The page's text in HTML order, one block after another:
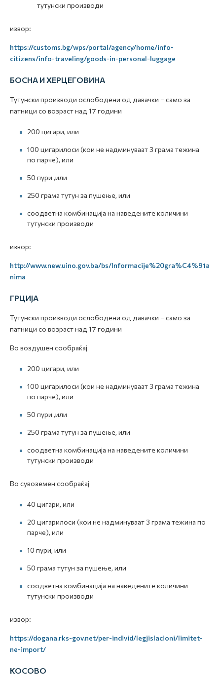
тутунски производи
извор:
https://customs.bg/wps/portal/agency/home/info-
citizens/info-traveling/goods-in-personal-luggage
БОСНА И ХЕРЦЕГОВИНА
Тутунски производи ослободени од давачки – само за
патници со возраст над 17 години
200 цигари, или
100 цигарилоси (кои не надминуваат 3 грама тежина
по парче), или
50 пури ,или
250 грама тутун за пушење, или
соодветна комбинација на наведените количини
тутунски производи
извор:
http://www.new.uino.gov.ba/bs/Informacije%20gra%C4%91a
nima
ГРЦИЈА
Тутунски производи ослободени од давачки – само за
патници со возраст над 17 години
Во воздушен сообраќај
200 цигари, или
100 цигарилоси (кои не надминуваат 3 грама тежина
по парче), или
50 пури ,или
250 грама тутун за пушење, или
соодветна комбинација на наведените количини
тутунски производи
Во сувоземен сообраќај
40 цигари, или
20 цигарилоси (кои не надминуваат 3 грама тежина по
парче), или
10 пури, или
50 грама тутун за пушење, или
соодветна комбинација на наведените количини
тутунски производи
извор:
https://dogana.rks-gov.net/per-individ/legjislacioni/limitet-
ne-import/
КОСОВО